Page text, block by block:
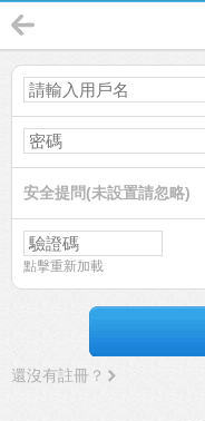
安全提問(未設置請忽略)
點擊重新加載
還沒有註冊？